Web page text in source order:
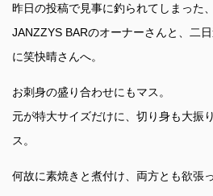
昨日の投稿で見事に釣られてしまった
JANZZYS BARのオーナーさんと、二
に笑快晴さんへ。
お刺身の盛り合わせにもマス。
元が特大サイズだけに、切り身も大振
ス。
何故に素焼きと煮付け、両方とも欲張